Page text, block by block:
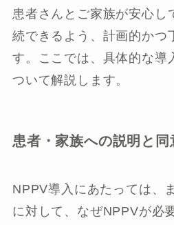
患者さんとご家族が安心し
続できるよう、計画的かつ
す。ここでは、具体的な導
ついて解説します。
患者・家族への説明と同
NPPV導入にあたっては、
に対して、なぜNPPVが必